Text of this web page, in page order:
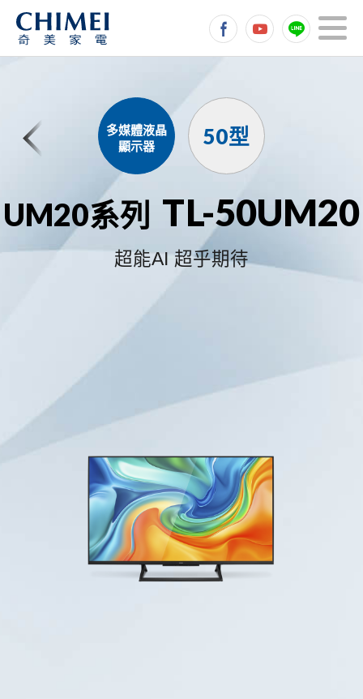
多媒體液晶
顯示器
50型
UM20系列 TL-50UM20
超能AI 超乎期待